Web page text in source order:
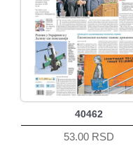
40462
53.00 RSD